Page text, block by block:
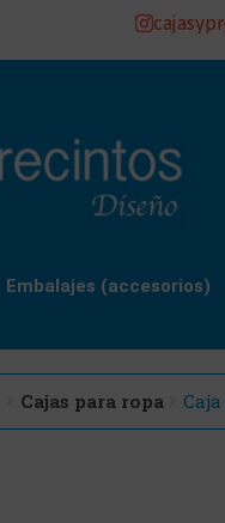
Embalajes (accesorios)
Cajas para ropa